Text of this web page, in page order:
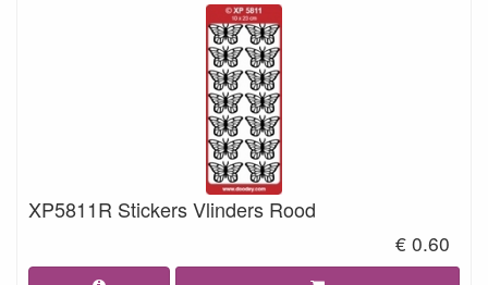
XP5811R Stickers Vlinders Rood
€ 0.60